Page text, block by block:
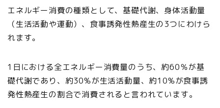
エネルギー消費の種類として、基礎代謝、身体活動量
（生活活動や運動）、食事誘発性熱産生の3つにわけら
れます。
1日における全エネルギー消費量のうち、約60％が基
礎代謝であり、約30%が生活活動量、約10%が食事誘
発性熱産生の割合で消費されると言われています。